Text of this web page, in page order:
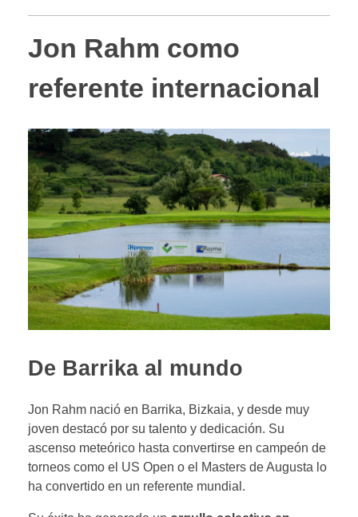
Jon Rahm como
referente internacional
De Barrika al mundo
Jon Rahm nació en Barrika, Bizkaia, y desde muy
joven destacó por su talento y dedicación. Su
ascenso meteórico hasta convertirse en campeón de
torneos como el US Open o el Masters de Augusta lo
ha convertido en un referente mundial.